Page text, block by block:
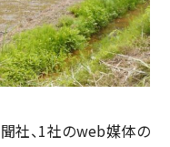
社、1社のweb媒体の